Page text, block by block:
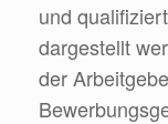
und
dargestellt
der